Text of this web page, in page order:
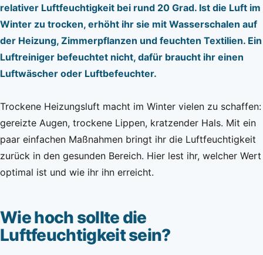
relativer Luftfeuchtigkeit bei rund 20 Grad. Ist die Luft im
Winter zu trocken, erhöht ihr sie mit Wasserschalen auf
der Heizung, Zimmerpflanzen und feuchten Textilien. Ein
Luftreiniger befeuchtet nicht, dafür braucht ihr einen
Luftwäscher oder Luftbefeuchter.
Trockene Heizungsluft macht im Winter vielen zu schaffen:
gereizte Augen, trockene Lippen, kratzender Hals. Mit ein
paar einfachen Maßnahmen bringt ihr die Luftfeuchtigkeit
zurück in den gesunden Bereich. Hier lest ihr, welcher Wert
optimal ist und wie ihr ihn erreicht.
Wie hoch sollte die
Luftfeuchtigkeit sein?